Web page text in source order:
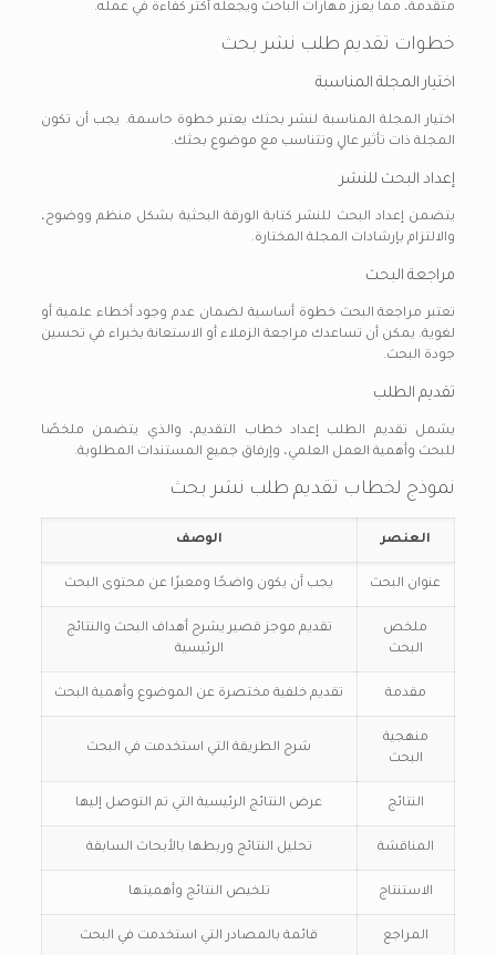
متقدمة، مما يعزز مهارات الباحث ويجعله أكثر كفاءة في عمله.
خطوات تقديم طلب نشر بحث
اختيار المجلة المناسبة
اختيار المجلة المناسبة لنشر بحثك يعتبر خطوة حاسمة. يجب أن تكون
المجلة ذات تأثير عالٍ وتتناسب مع موضوع بحثك.
إعداد البحث للنشر
يتضمن إعداد البحث للنشر كتابة الورقة البحثية بشكل منظم ووضوح،
والالتزام بإرشادات المجلة المختارة.
مراجعة البحث
تعتبر مراجعة البحث خطوة أساسية لضمان عدم وجود أخطاء علمية أو
لغوية. يمكن أن تساعدك مراجعة الزملاء أو الاستعانة بخبراء في تحسين
جودة البحث.
تقديم الطلب
يشمل تقديم الطلب إعداد خطاب التقديم، والذي يتضمن ملخصًا
للبحث وأهمية العمل العلمي، وإرفاق جميع المستندات المطلوبة.
نموذج لخطاب تقديم طلب نشر بحث
العنصر الوصف
عنوان البحث يجب أن يكون واضحًا ومعبرًا عن محتوى البحث
ملخص
البحث
تقديم موجز قصير يشرح أهداف البحث والنتائج
الرئيسية
مقدمة تقديم خلفية مختصرة عن الموضوع وأهمية البحث
منهجية
البحث
شرح الطريقة التي استخدمت في البحث
النتائج عرض النتائج الرئيسية التي تم التوصل إليها
المناقشة تحليل النتائج وربطها بالأبحاث السابقة
الاستنتاج تلخيص النتائج وأهميتها
المراجع قائمة بالمصادر التي استخدمت في البحث